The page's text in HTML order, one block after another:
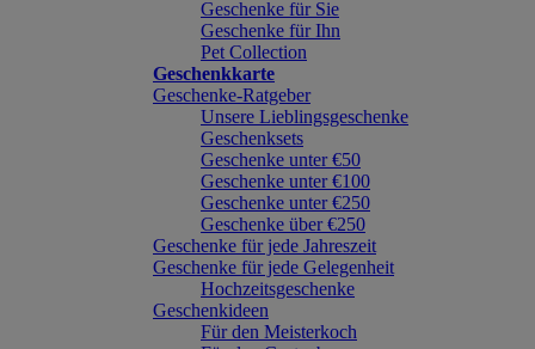
Geschenke für Sie
Geschenke für Ihn
Pet Collection
Geschenkkarte
Geschenke-Ratgeber
Unsere Lieblingsgeschenke
Geschenksets
Geschenke unter €50
Geschenke unter €100
Geschenke unter €250
Geschenke über €250
Geschenke für jede Jahreszeit
Geschenke für jede Gelegenheit
Hochzeitsgeschenke
Geschenkideen
Für den Meisterkoch